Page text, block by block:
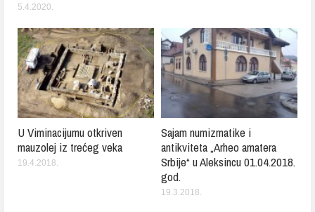
5.4.2020.
U Viminacijumu otkriven
mauzolej iz trećeg veka
19.4.2018.
Sajam numizmatike i
antikviteta „Arheo amatera
Srbije“ u Aleksincu 01.04.2018.
god.
19.3.2018.